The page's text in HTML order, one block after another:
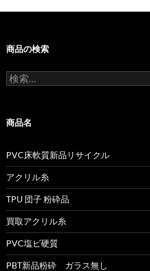
商品の検索
検
索:
商品名
PVC床軟質新品リサイクル
アクリル糸
TPU 団子 粉砕品
買取アクリル糸
PVC塩ビ硬質
PBT新品粉砕 ガラス無し